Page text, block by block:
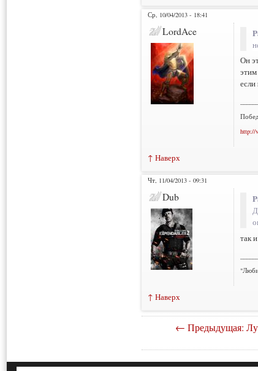
Ср, 10/04/2013 - 18:41
LordAce
Он
если
http://
↑ Наверх
Чт, 11/04/2013 - 09:31
Dub
так
↑ Наверх
← Предыдущая: